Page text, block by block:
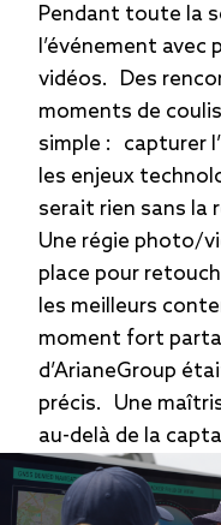
Pendant toute la
l’événement
vidéos. Des
moments de
simple : capturer
les enjeux
serait rien sans la
Une régie photo/
place pour
les meilleurs
moment fort
d’ArianeGroup
précis. Une
au-delà de la